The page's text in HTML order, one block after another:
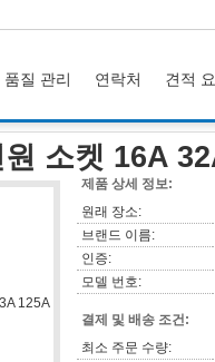
품질 관리 연락처 견적
소켓 16A
제품 상세 정보:
원래 장소:
브랜드 이름:
인증:
모델 번호:
결제 및 배송 조건:
최소 주문 수량: